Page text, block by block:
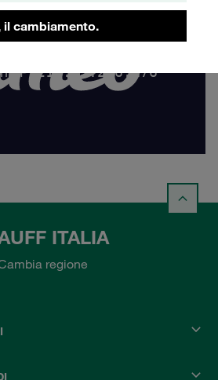
il cambiamento.
ITALIA
regione